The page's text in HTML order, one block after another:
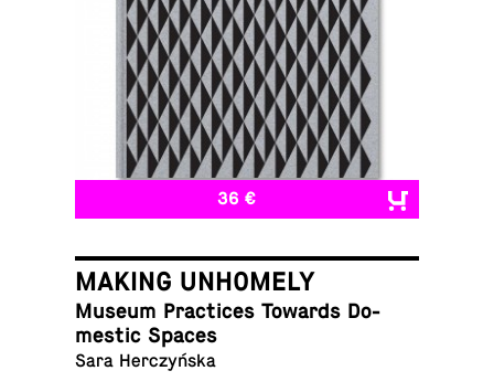
36 €
MAKING UNHOMELY
Museum Prac­tices Towards Do­
mes­tic Spaces
Sara Herczyńska